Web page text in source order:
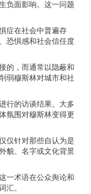
负面影响。这一问题
症在社会中普遍存
恐惧感和社会信任度
的，而通常以隐蔽和
弱穆斯林对城市和社
行的访谈结果。大多
氛围对穆斯林变得更
仅针对那些自认为是
貌、名字或文化背景
一术语在公众舆论和
汇。